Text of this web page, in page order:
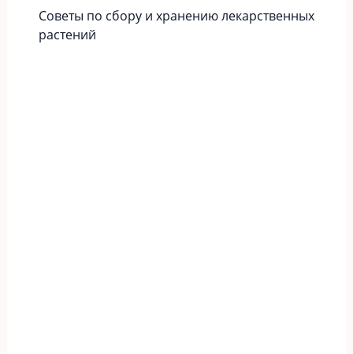
Советы по сбору и хранению лекарственных
растений